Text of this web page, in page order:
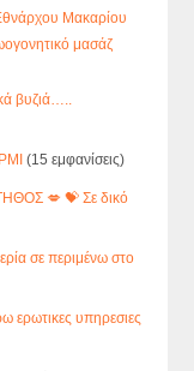
Μακαρίου
μασάζ
βυζιά…..
(15 εμφανίσεις)
💋 💝 Σε δικό
σε περιμένω στο
ερωτικες υπηρεσιες